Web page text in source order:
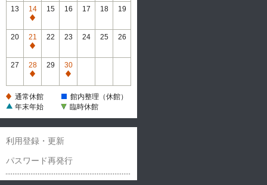
常
休
館
13
14
通
常
休
館
15 16 17 18 19
20
21
通
常
休
館
22 23 24 25 26
27
28
通
休
29
30
通
休
通常休館
館内整理（休館）
年末年始
臨時休館
利用登録・更新
パスワード再発行